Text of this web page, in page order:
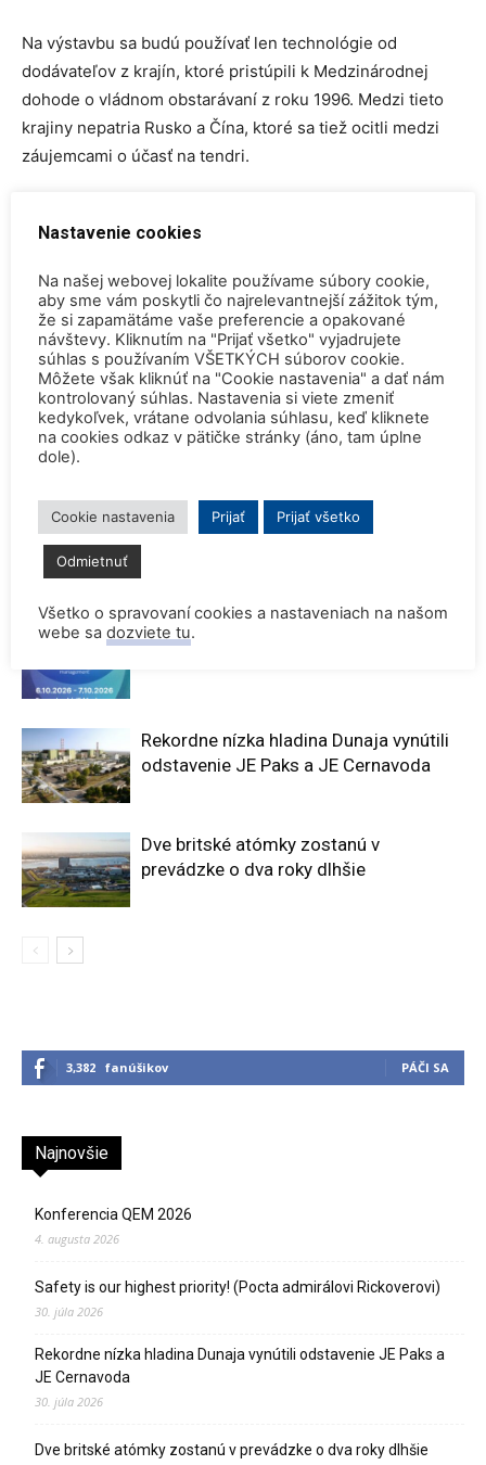
Na výstavbu sa budú používať len technológie od
dodávateľov z krajín, ktoré pristúpili k Medzinárodnej
dohode o vládnom obstarávaní z roku 1996. Medzi tieto
krajiny nepatria Rusko a Čína, ktoré sa tiež ocitli medzi
záujemcami o účasť na tendri.
ZDROJ
O Energetice
Predchádzajúci článok
Najmladšiu britskú atómku
2055
Ďalší článok
SÚVISIACE ČLÁNKY
Konferencia QEM 2026
Rekordne nízka hladina Dunaja vynútili
odstavenie JE Paks a JE Cernavoda
Dve britské atómky zostanú v
prevádzke o dva roky dlhšie
3,382 fanúšikov PÁČI SA
Najnovšie
Konferencia QEM 2026
4. augusta 2026
Safety is our highest priority! (Pocta admirálovi Rickoverovi)
30. júla 2026
Rekordne nízka hladina Dunaja vynútili odstavenie JE Paks a
JE Cernavoda
30. júla 2026
Dve britské atómky zostanú v prevádzke o dva roky dlhšie
Nastavenie cookies
Na našej webovej lokalite používame súbory cookie,
aby sme vám poskytli čo najrelevantnejší zážitok tým,
že si zapamätáme vaše preferencie a opakované
návštevy. Kliknutím na "Prijať všetko" vyjadrujete
súhlas s používaním VŠETKÝCH súborov cookie.
Môžete však kliknúť na "Cookie nastavenia" a dať nám
kontrolovaný súhlas. Nastavenia si viete zmeniť
kedykoľvek, vrátane odvolania súhlasu, keď kliknete
na cookies odkaz v pätičke stránky (áno, tam úplne
dole).
Cookie nastavenia Prijať Prijať všetko
Odmietnuť
Všetko o spravovaní cookies a nastaveniach na našom
webe sa dozviete tu.